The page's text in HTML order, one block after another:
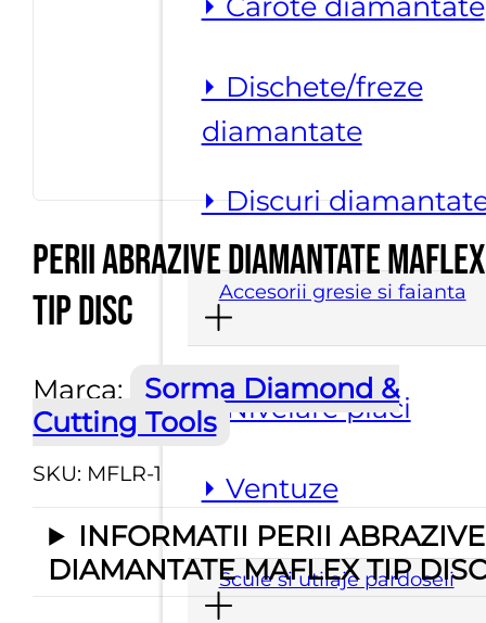
⏵ Dischete/freze
diamantate
⏵ Discuri
Accesorii gresie si faianta
⏵ Nivelare placi
⏵ Ventuze
Scule si utilaje pardoseli
Perii abrazive diamantate maflex
tip disc
Marca:
Sorma Diamond &
Cutting Tools
SKU: MFLR-1
INFORMATII PERII ABRAZIVE
DIAMANTATE MAFLEX TIP DISC